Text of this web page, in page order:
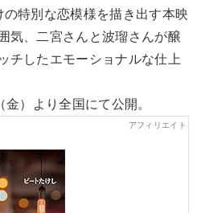
特別な恋模様を描き出す本映
気、二宮さんと波瑠さんが醸
チしたエモーショナルな仕上
金）より全国にて公開。